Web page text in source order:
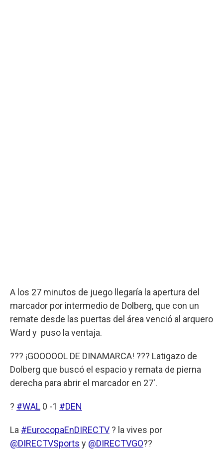
A los 27 minutos de juego llegaría la apertura del
marcador por intermedio de Dolberg, que con un
remate desde las puertas del área venció al arquero
Ward y puso la ventaja.
??? ¡GOOOOOL DE DINAMARCA! ??? Latigazo de
Dolberg que buscó el espacio y remata de pierna
derecha para abrir el marcador en 27'.
? #WAL 0 -1 #DEN
La #EurocopaEnDIRECTV ? la vives por
@DIRECTVSports y @DIRECTVGO??